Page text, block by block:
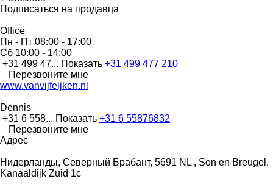
Подписаться на продавца
Office
Пн - Пт 08:00 - 17:00
Сб 10:00 - 14:00
+31 499 47... Показать +31 499 477 210
Перезвоните мне
www.vanvijfeijken.nl
Dennis
+31 6 558... Показать +31 6 55876832
Перезвоните мне
Адрес
Нидерланды, Северный Брабант, 5691 NL , Son en Breugel,
Kanaaldijk Zuid 1c